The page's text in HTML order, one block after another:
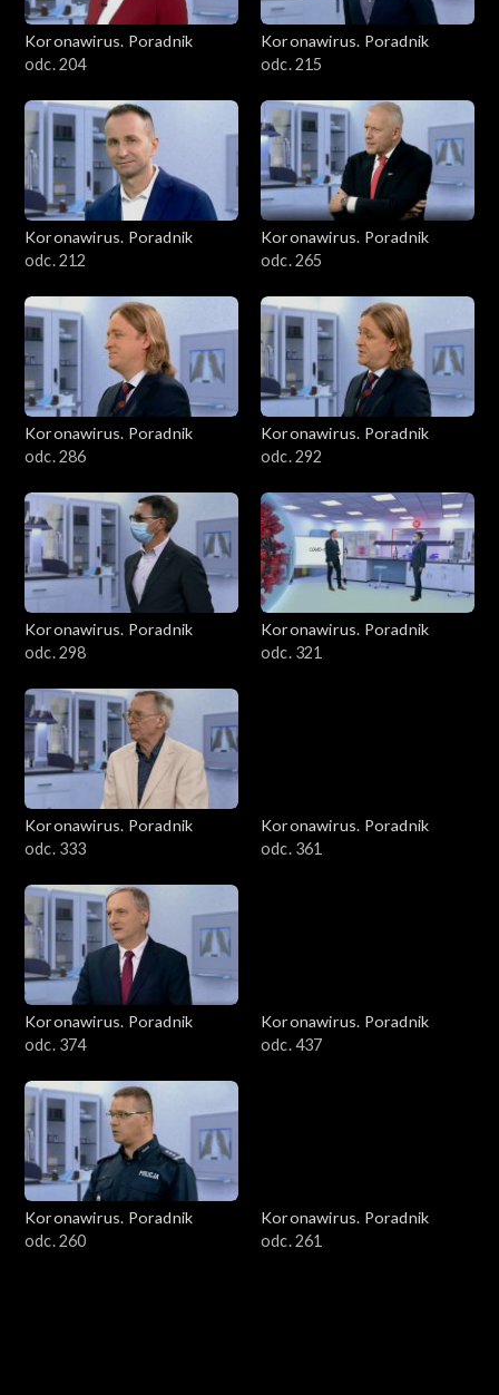
Koronawirus. Poradnik
odc. 204
Koronawirus. Poradnik
odc. 215
Koronawirus. Poradnik
odc. 212
Koronawirus. Poradnik
odc. 265
Koronawirus. Poradnik
odc. 286
Koronawirus. Poradnik
odc. 292
Koronawirus. Poradnik
odc. 298
Koronawirus. Poradnik
odc. 321
Koronawirus. Poradnik
odc. 333
Koronawirus. Poradnik
odc. 361
Koronawirus. Poradnik
odc. 374
Koronawirus. Poradnik
odc. 437
Koronawirus. Poradnik
odc. 260
Koronawirus. Poradnik
odc. 261